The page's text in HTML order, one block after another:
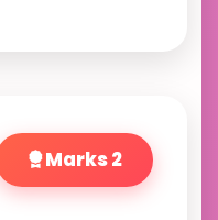
Marks 2